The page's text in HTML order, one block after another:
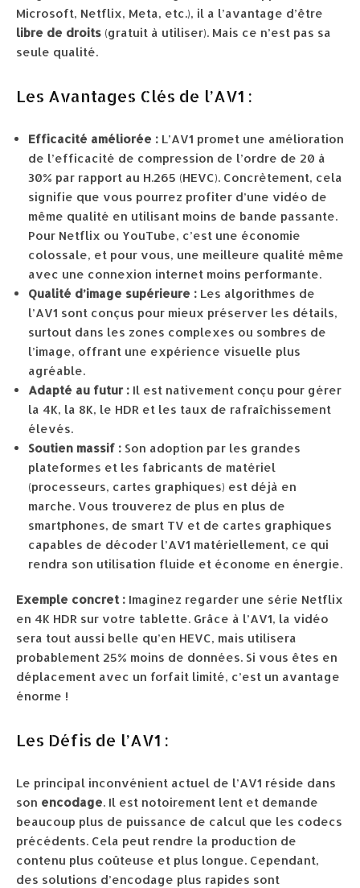
Microsoft, Netflix, Meta, etc.), il a l’avantage d’être
libre de droits (gratuit à utiliser). Mais ce n’est pas sa
seule qualité.
Les Avantages Clés de l’AV1 :
Efficacité améliorée : L’AV1 promet une amélioration
de l’efficacité de compression de l’ordre de 20 à
30% par rapport au H.265 (HEVC). Concrètement, cela
signifie que vous pourrez profiter d’une vidéo de
même qualité en utilisant moins de bande passante.
Pour Netflix ou YouTube, c’est une économie
colossale, et pour vous, une meilleure qualité même
avec une connexion internet moins performante.
Qualité d’image supérieure : Les algorithmes de
l’AV1 sont conçus pour mieux préserver les détails,
surtout dans les zones complexes ou sombres de
l’image, offrant une expérience visuelle plus
agréable.
Adapté au futur : Il est nativement conçu pour gérer
la 4K, la 8K, le HDR et les taux de rafraîchissement
élevés.
Soutien massif : Son adoption par les grandes
plateformes et les fabricants de matériel
(processeurs, cartes graphiques) est déjà en
marche. Vous trouverez de plus en plus de
smartphones, de smart TV et de cartes graphiques
capables de décoder l’AV1 matériellement, ce qui
rendra son utilisation fluide et économe en énergie.
Exemple concret : Imaginez regarder une série Netflix
en 4K HDR sur votre tablette. Grâce à l’AV1, la vidéo
sera tout aussi belle qu’en HEVC, mais utilisera
probablement 25% moins de données. Si vous êtes en
déplacement avec un forfait limité, c’est un avantage
énorme !
Les Défis de l’AV1 :
Le principal inconvénient actuel de l’AV1 réside dans
son encodage. Il est notoirement lent et demande
beaucoup plus de puissance de calcul que les codecs
précédents. Cela peut rendre la production de
contenu plus coûteuse et plus longue. Cependant,
des solutions d’encodage plus rapides sont